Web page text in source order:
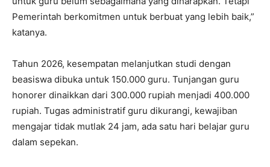
Pemerintah berkomitmen untuk berbuat yang lebih baik,”
katanya.
Tahun 2026, kesempatan melanjutkan studi dengan
beasiswa dibuka untuk 150.000 guru. Tunjangan guru
honorer dinaikkan dari 300.000 rupiah menjadi 400.000
rupiah. Tugas administratif guru dikurangi, kewajiban
mengajar tidak mutlak 24 jam, ada satu hari belajar guru
dalam sepekan.